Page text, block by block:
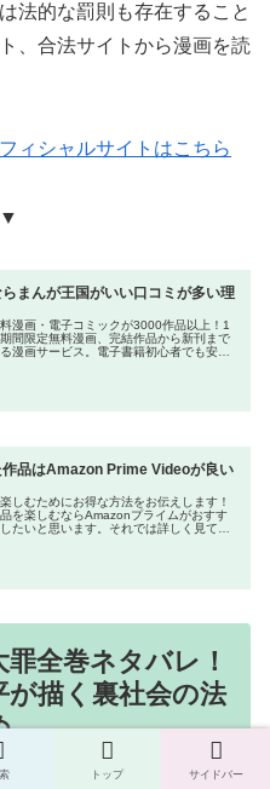
法的な罰則も存在すること
、合法サイトから漫画を読
ィシャルサイトはこちら
▼
まんが王国がいい口コミが多い理
漫画・電子コミックが3000作品以上！1
間限定無料漫画、完結作品から新刊まで
漫画サービス。電子書籍初心者でも安全
作品はAmazon Prime Videoが良い
しむためにお得な方法をお伝えします！
を楽しむならAmazonプライムがおすす
たいと思います。それでは詳しく見てい
罪全巻ネタバレ！
が描く裏社会の法
トップ サイドバー